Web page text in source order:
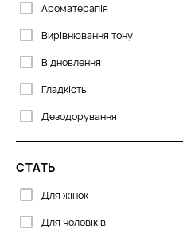
Ароматерапія
Вирівнювання тону
Відновлення
Гладкість
Дезодорування
Для масажу
Для уповільнення росту
Живлення
Заспокоєння
СТАТЬ
Для жінок
Для чоловіків